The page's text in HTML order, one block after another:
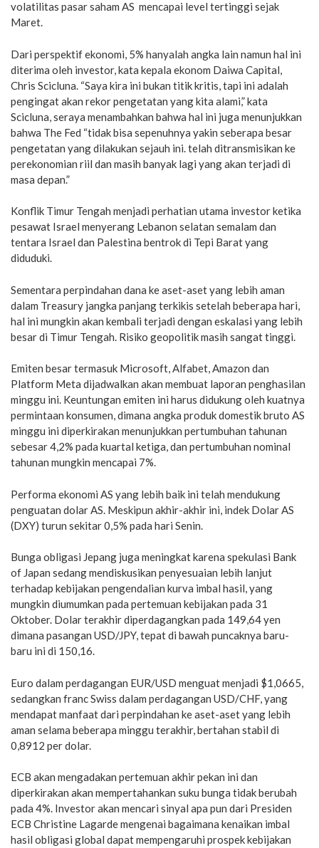
volatilitas pasar saham AS mencapai level tertinggi sejak
Maret.
Dari perspektif ekonomi, 5% hanyalah angka lain namun hal ini
diterima oleh investor, kata kepala ekonom Daiwa Capital,
Chris Scicluna. “Saya kira ini bukan titik kritis, tapi ini adalah
pengingat akan rekor pengetatan yang kita alami,” kata
Scicluna, seraya menambahkan bahwa hal ini juga menunjukkan
bahwa The Fed “tidak bisa sepenuhnya yakin seberapa besar
pengetatan yang dilakukan sejauh ini. telah ditransmisikan ke
perekonomian riil dan masih banyak lagi yang akan terjadi di
masa depan.”
Konflik Timur Tengah menjadi perhatian utama investor ketika
pesawat Israel menyerang Lebanon selatan semalam dan
tentara Israel dan Palestina bentrok di Tepi Barat yang
diduduki.
Sementara perpindahan dana ke aset-aset yang lebih aman
dalam Treasury jangka panjang terkikis setelah beberapa hari,
hal ini mungkin akan kembali terjadi dengan eskalasi yang lebih
besar di Timur Tengah. Risiko geopolitik masih sangat tinggi.
Emiten besar termasuk Microsoft, Alfabet, Amazon dan
Platform Meta dijadwalkan akan membuat laporan penghasilan
minggu ini. Keuntungan emiten ini harus didukung oleh kuatnya
permintaan konsumen, dimana angka produk domestik bruto AS
minggu ini diperkirakan menunjukkan pertumbuhan tahunan
sebesar 4,2% pada kuartal ketiga, dan pertumbuhan nominal
tahunan mungkin mencapai 7%.
Performa ekonomi AS yang lebih baik ini telah mendukung
penguatan dolar AS. Meskipun akhir-akhir ini, indek Dolar AS
(DXY) turun sekitar 0,5% pada hari Senin.
Bunga obligasi Jepang juga meningkat karena spekulasi Bank
of Japan sedang mendiskusikan penyesuaian lebih lanjut
terhadap kebijakan pengendalian kurva imbal hasil, yang
mungkin diumumkan pada pertemuan kebijakan pada 31
Oktober. Dolar terakhir diperdagangkan pada 149,64 yen
dimana pasangan USD/JPY, tepat di bawah puncaknya baru-
baru ini di 150,16.
Euro dalam perdagangan EUR/USD menguat menjadi $1,0665,
sedangkan franc Swiss dalam perdagangan USD/CHF, yang
mendapat manfaat dari perpindahan ke aset-aset yang lebih
aman selama beberapa minggu terakhir, bertahan stabil di
0,8912 per dolar.
ECB akan mengadakan pertemuan akhir pekan ini dan
diperkirakan akan mempertahankan suku bunga tidak berubah
pada 4%. Investor akan mencari sinyal apa pun dari Presiden
ECB Christine Lagarde mengenai bagaimana kenaikan imbal
hasil obligasi global dapat mempengaruhi prospek kebijakan